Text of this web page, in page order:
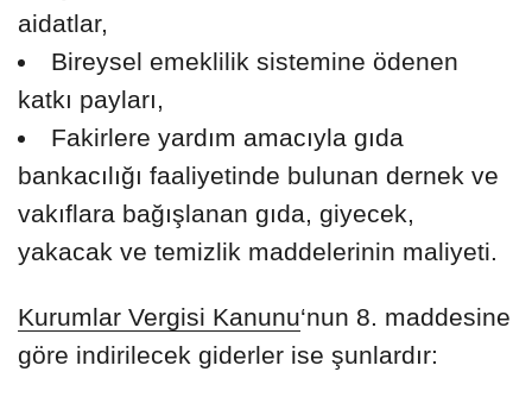
aidatlar,
Bireysel emeklilik sistemine ödenen
katkı payları,
Fakirlere yardım amacıyla gıda
bankacılığı faaliyetinde bulunan dernek ve
vakıflara bağışlanan gıda, giyecek,
yakacak ve temizlik maddelerinin maliyeti.
Kurumlar Vergisi Kanunu‘nun 8. maddesine
göre indirilecek giderler ise şunlardır: